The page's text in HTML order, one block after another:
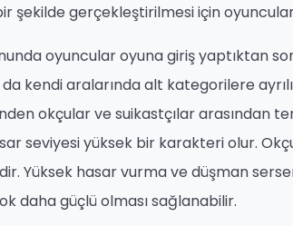
şekilde gerçekleştirilmesi için
oyuncular oyuna giriş yaptıktan
kendi aralarında alt kategorilere
okçular ve suikastçılar arasından
seviyesi yüksek bir karakteri olur.
Yüksek hasar vurma ve düşman
daha güçlü olması sağlanabilir.